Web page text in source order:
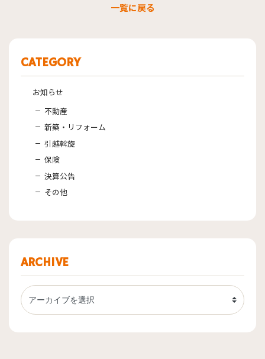
一覧に戻る
CATEGORY
お知らせ
不動産
新築・リフォーム
引越斡旋
保険
決算公告
その他
ARCHIVE